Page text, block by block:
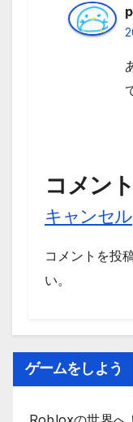
コメン
キャンセル
コメントを投
い。
ゲームをしよう